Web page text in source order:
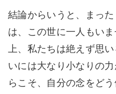
結論からいうと、まっ
は、この世に一人もい
上、私たちは絶えず思
いには大なり小なりの
らこそ、自分の念をど